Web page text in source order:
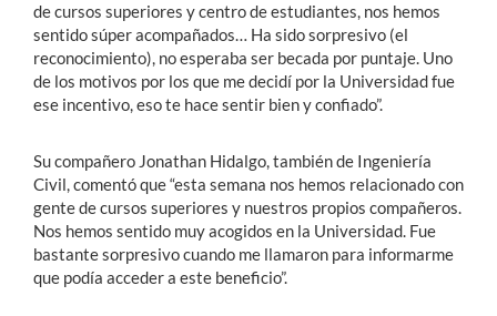
de cursos superiores y centro de estudiantes, nos hemos
sentido súper acompañados… Ha sido sorpresivo (el
reconocimiento), no esperaba ser becada por puntaje. Uno
de los motivos por los que me decidí por la Universidad fue
ese incentivo, eso te hace sentir bien y confiado”.
Su compañero Jonathan Hidalgo, también de Ingeniería
Civil, comentó que “esta semana nos hemos relacionado con
gente de cursos superiores y nuestros propios compañeros.
Nos hemos sentido muy acogidos en la Universidad. Fue
bastante sorpresivo cuando me llamaron para informarme
que podía acceder a este beneficio”.